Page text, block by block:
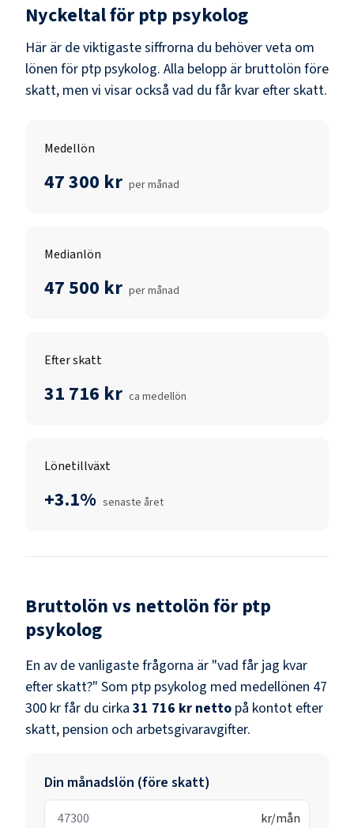
Nyckeltal för ptp psykolog
Här är de viktigaste siffrorna du behöver veta om
lönen för ptp psykolog. Alla belopp är bruttolön före
skatt, men vi visar också vad du får kvar efter skatt.
Medellön
47 300 kr per månad
Medianlön
47 500 kr per månad
Efter skatt
31 716 kr ca medellön
Lönetillväxt
+3.1% senaste året
Bruttolön vs nettolön för ptp
psykolog
En av de vanligaste frågorna är "vad får jag kvar
efter skatt?" Som ptp psykolog med medellönen 47
300 krfår du cirka 31 716 kr netto på kontot efter
skatt, pension och arbetsgivaravgifter.
Din månadslön (före skatt)
kr/mån